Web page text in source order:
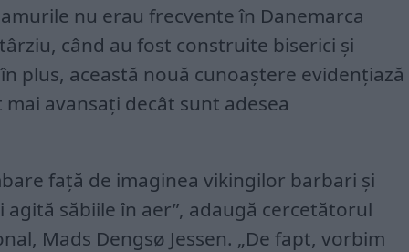
nu erau frecvente în Danemarca
când au fost construite biserici și
plus, această nouă cunoaștere evidențiază
avansați decât sunt adesea
față de imaginea vikingilor barbari și
agită săbiile în aer”, adaugă cercetătorul
Mads Dengsø Jessen. „De fapt, vorbim